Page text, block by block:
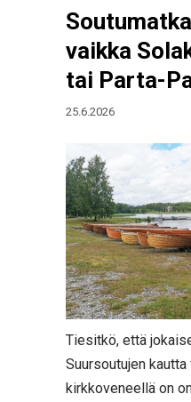
vaikka
tai Parta-
25.6.2026
Tiesitkö, että
Suursoutujen
kirkkoveneellä on